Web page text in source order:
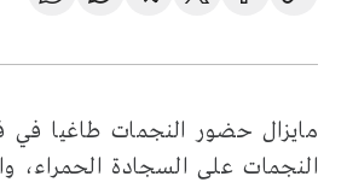
النجمات على السجادة الحمراء،